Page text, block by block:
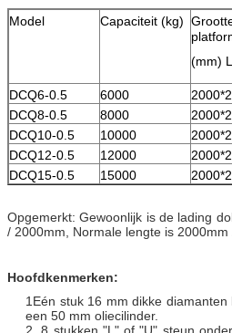
Model Capaciteit (kg)
(mm)
DCQ6-0.5
6000
DCQ8-0.5
8000
DCQ10-0.5
10000
DCQ12-0.5
12000
DCQ15-0.5
15000
Opgemerkt: Gewoonlijk is de lading
/ 2000mm, Normale lengte is 2000mm
Hoofdkenmerken:
1Eén stuk 16 mm dikke
een 50 mm oliecilinder.